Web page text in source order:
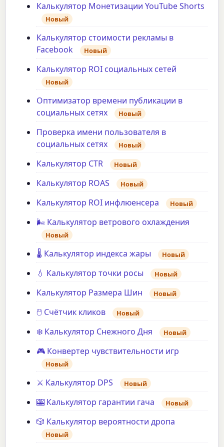
Калькулятор Монетизации YouTube Shorts
Новый
Калькулятор стоимости рекламы в
Facebook
Новый
Калькулятор ROI социальных сетей
Новый
Оптимизатор времени публикации в
социальных сетях
Новый
Проверка имени пользователя в
социальных сетях
Новый
Калькулятор CTR Новый
Калькулятор ROAS Новый
Калькулятор ROI инфлюенсера Новый
🌬️ Калькулятор ветрового охлаждения
Новый
🌡️ Калькулятор индекса жары Новый
💧 Калькулятор точки росы Новый
Калькулятор Размера Шин Новый
🖱️ Счётчик кликов Новый
❄️ Калькулятор Снежного Дня Новый
🎮 Конвертер чувствительности игр
Новый
⚔️ Калькулятор DPS Новый
🎰 Калькулятор гарантии гача Новый
🎲 Калькулятор вероятности дропа
Новый